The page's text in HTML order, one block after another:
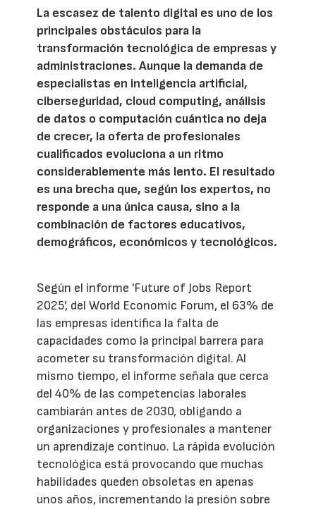
La escasez de talento digital es uno de los
principales obstáculos para la
transformación tecnológica de empresas y
administraciones. Aunque la demanda de
especialistas en inteligencia artificial,
ciberseguridad, cloud computing, análisis
de datos o computación cuántica no deja
de crecer, la oferta de profesionales
cualificados evoluciona a un ritmo
considerablemente más lento. El resultado
es una brecha que, según los expertos, no
responde a una única causa, sino a la
combinación de factores educativos,
demográficos, económicos y tecnológicos.
Según el informe 'Future of Jobs Report
2025', del World Economic Forum, el 63% de
las empresas identifica la falta de
capacidades como la principal barrera para
acometer su transformación digital. Al
mismo tiempo, el informe señala que cerca
del 40% de las competencias laborales
cambiarán antes de 2030, obligando a
organizaciones y profesionales a mantener
un aprendizaje continuo. La rápida evolución
tecnológica está provocando que muchas
habilidades queden obsoletas en apenas
unos años, incrementando la presión sobre